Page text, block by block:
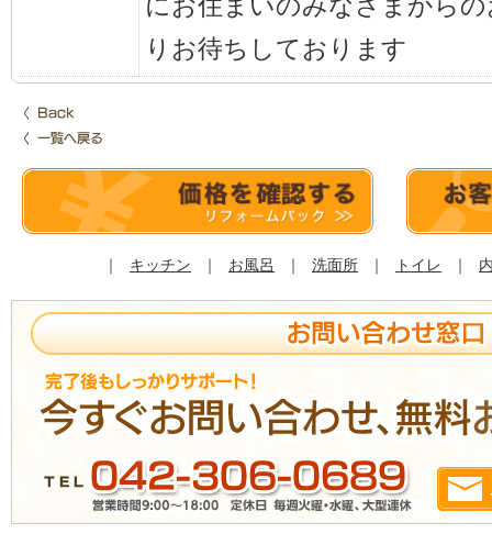
りお待ちしております
｜ キッチン ｜ お風呂 ｜ 洗面所 ｜ トイレ ｜